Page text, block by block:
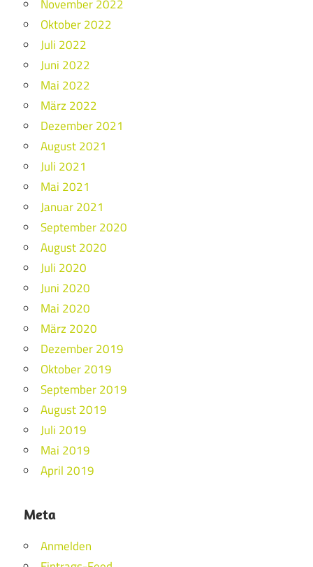
November 2022
Oktober 2022
Juli 2022
Juni 2022
Mai 2022
März 2022
Dezember 2021
August 2021
Juli 2021
Mai 2021
Januar 2021
September 2020
August 2020
Juli 2020
Juni 2020
Mai 2020
März 2020
Dezember 2019
Oktober 2019
September 2019
August 2019
Juli 2019
Mai 2019
April 2019
Meta
Anmelden